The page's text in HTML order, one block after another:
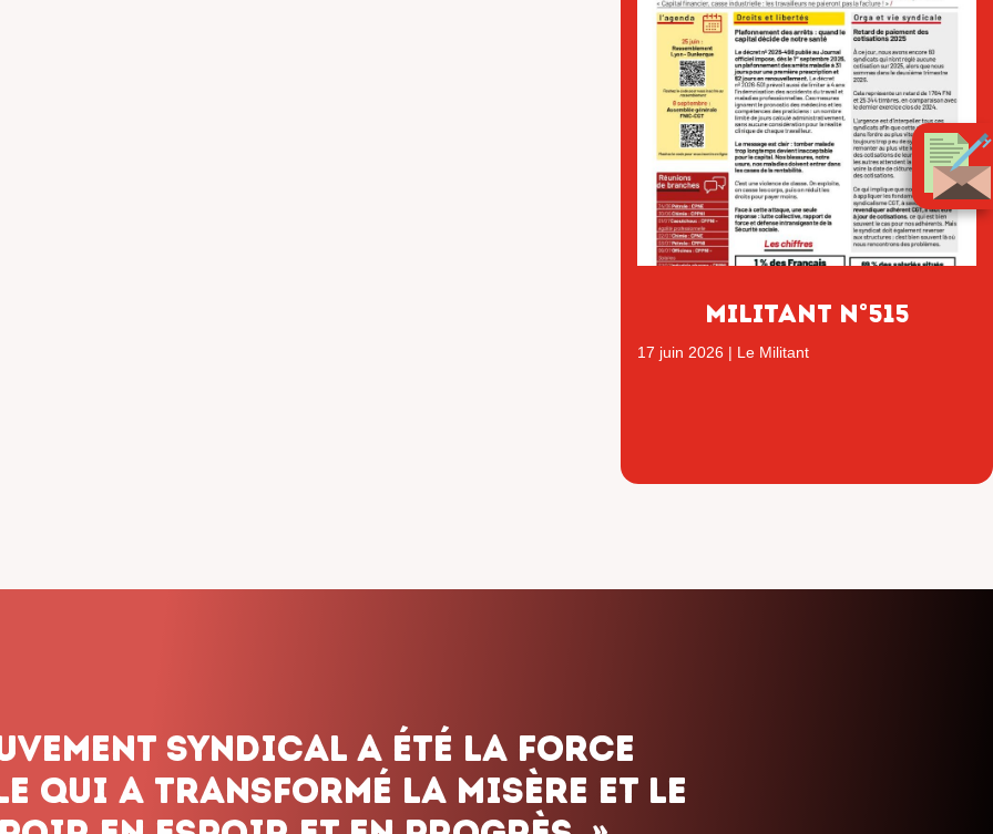
Militant n°515
17 juin 2026 | Le Militant